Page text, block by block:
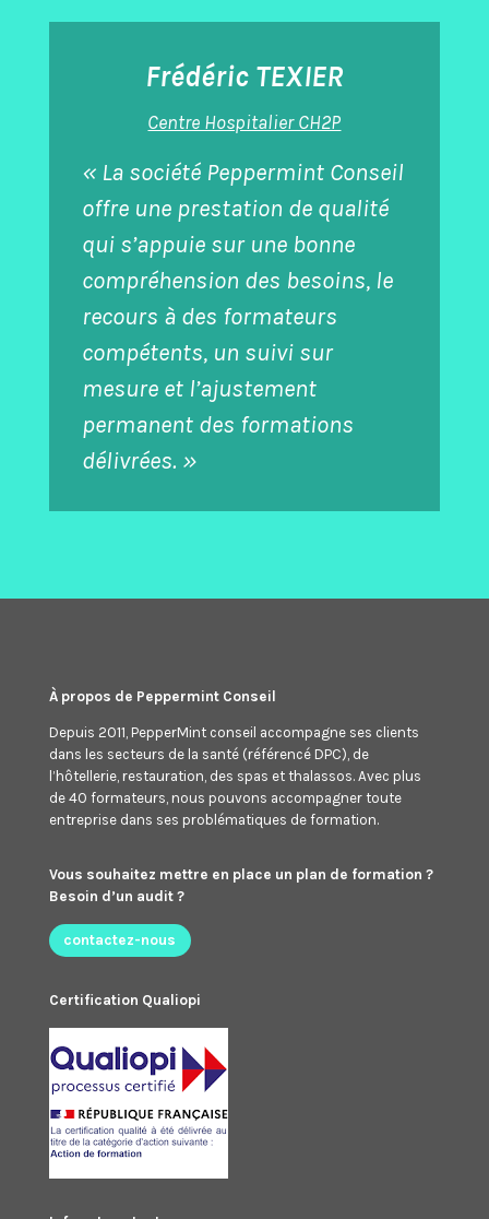
Frédéric TEXIER
Centre Hospitalier CH2P
« La société Peppermint Conseil
offre une prestation de qualité
qui s’appuie sur une bonne
compréhension des besoins, le
recours à des formateurs
compétents, un suivi sur
mesure et l’ajustement
permanent des formations
délivrées. »
À propos de Peppermint Conseil
Depuis 2011, PepperMint conseil accompagne ses clients
dans les secteurs de la santé (référencé DPC), de
l’hôtellerie, restauration, des spas et thalassos. Avec plus
de 40 formateurs, nous pouvons accompagner toute
entreprise dans ses problématiques de formation.
Vous souhaitez mettre en place un plan de formation ?
Besoin d’un audit ?
contactez-nous
Certification Qualiopi